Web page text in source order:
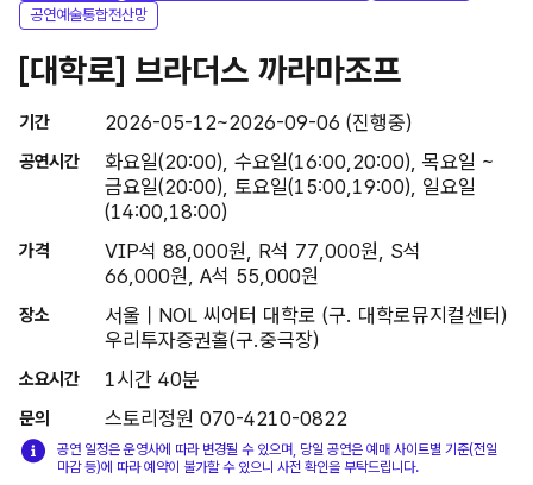
공연예술통합전산망
[대학로] 브라더스 까라마조프
기간 2026-05-12~2026-09-06 (진행중)
공연시간
화요일(20:00), 수요일(16:00,20:00), 목요일 ~
금요일(20:00), 토요일(15:00,19:00), 일요일
(14:00,18:00)
가격
VIP석 88,000원, R석 77,000원, S석
66,000원, A석 55,000원
장소
서울 | NOL 씨어터 대학로 (구. 대학로뮤지컬센터)
우리투자증권홀(구.중극장)
소요시간 1시간 40분
문의 스토리정원 070-4210-0822
공연 일정은 운영사에 따라 변경될 수 있으며, 당일 공연은 예매 사이트별 기준(전일
마감 등)에 따라 예약이 불가할 수 있으니 사전 확인을 부탁드립니다.